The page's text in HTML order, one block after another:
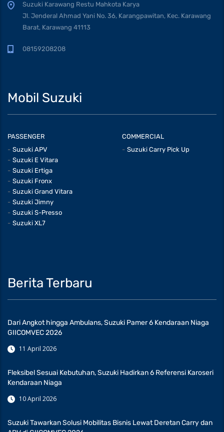
Suzuki Karawang Restu Mahkota Karya
Jl. Jenderal Ahmad Yani No. 36, Karangpawitan, Kec. Karawang
Barat, Karawang 41113
08159208208
Mobil Suzuki
PASSENGER
Suzuki APV
Suzuki E Vitara
Suzuki Ertiga
Suzuki Fronx
Suzuki Grand Vitara
Suzuki Jimny
Suzuki S-Presso
Suzuki XL7
COMMERCIAL
Suzuki Carry Pick Up
Berita Terbaru
Dari Angkot hingga Ambulans, Suzuki Pamer 6 Kendaraan Niaga
GIICOMVEC 2026
11 April 2026
Fleksibel Sesuai Kebutuhan, Suzuki Hadirkan 6 Referensi Karoseri
Kendaraan Niaga
10 April 2026
Suzuki Tawarkan Solusi Mobilitas Bisnis Lewat Deretan Carry dan